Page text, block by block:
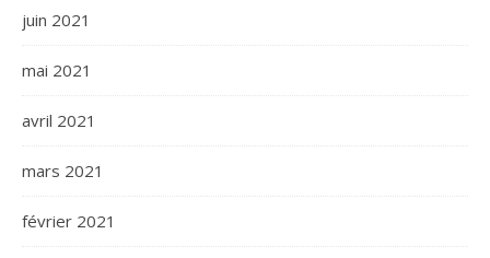
juin 2021
mai 2021
avril 2021
mars 2021
février 2021